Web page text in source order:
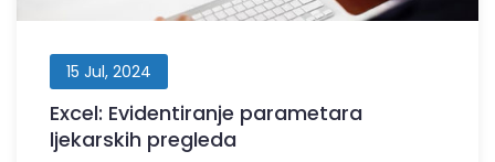
15 Jul, 2024
Excel: Evidentiranje parametara
ljekarskih pregleda